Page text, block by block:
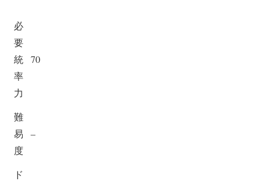
必
要
統
率
力
70
難
易
度
–
ド